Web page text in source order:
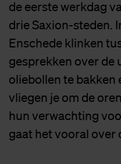
de eerste werkdag
drie Saxion-steden.
Enschede klinken
gesprekken over de
oliebollen te bakken
vliegen je om de
hun verwachting
gaat het vooral over